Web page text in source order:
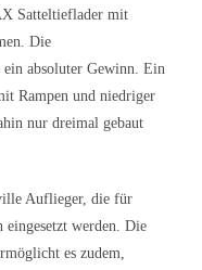
Satteltieflader mit
Die
absoluter Gewinn. Ein
Rampen und niedriger
nur dreimal gebaut
Auflieger, die für
eingesetzt werden. Die
es zudem,